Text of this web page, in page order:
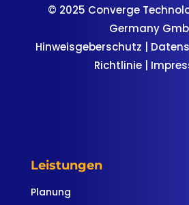
© 2025 Converge
Germany
Hinweisgeberschutz
Richtlinie|
Leistungen
Planung